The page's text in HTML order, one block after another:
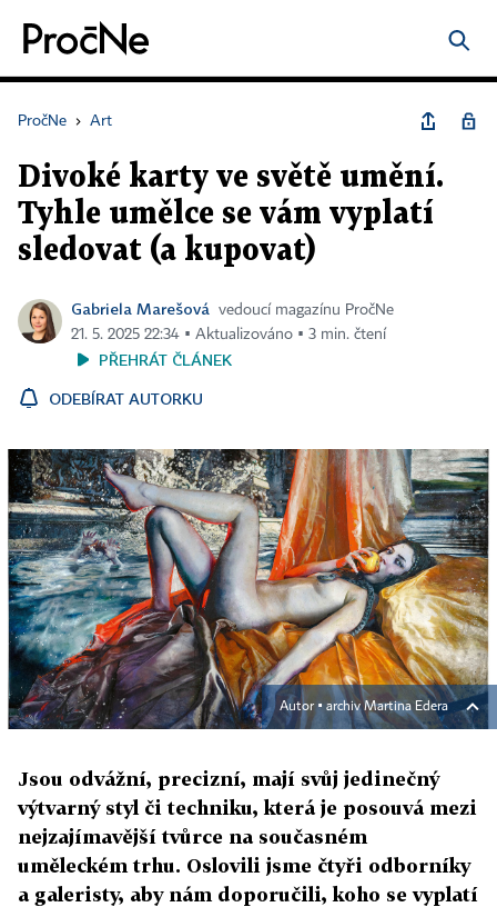
PročNe › Art
Divoké karty ve světě umění.
Tyhle umělce se vám vyplatí
sledovat (a kupovat)
Gabriela Marešová
vedoucí magazínu PročNe
21. 5. 2025 22:34 ▪ Aktualizováno ▪ 3 min. čtení
PŘEHRÁT ČLÁNEK
ODEBÍRAT AUTORKU
Autor ▪archiv Martina Edera
Jsou odvážní, precizní, mají svůj jedinečný
výtvarný styl či techniku, která je posouvá mezi
nejzajímavější tvůrce na současném
uměleckém trhu. Oslovili jsme čtyři odborníky
a galeristy, aby nám doporučili, koho se vyplatí